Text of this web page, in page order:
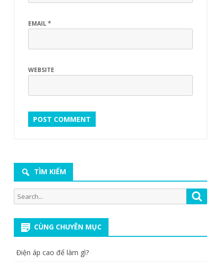
EMAIL*
WEBSITE
TÌM KIẾM
Search
for:
CÙNG CHUYÊN MỤC
Điện áp cao để làm gì?